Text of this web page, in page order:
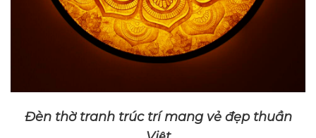
Đèn thờ tranh trúc trí mang vẻ đẹp thuần